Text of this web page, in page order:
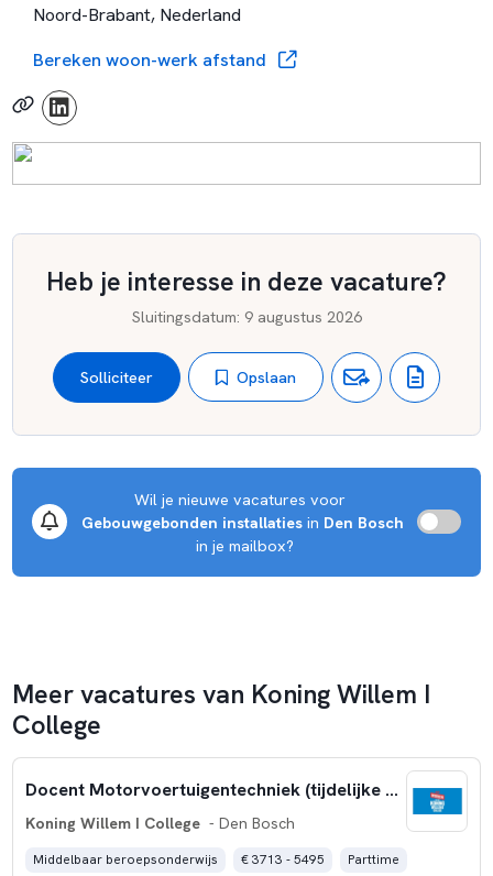
Noord-Brabant, Nederland
Bereken woon-werk afstand
Heb je interesse in deze vacature?
Sluitingsdatum: 9 augustus 2026
Solliciteer Opslaan
Wil je nieuwe vacatures voor
Gebouwgebonden installaties in Den Bosch
in je mailbox?
Meer vacatures van Koning Willem I
College
Docent Motorvoertuigentechniek (tijdelijke aanstelling)
Koning Willem I College - Den Bosch
Middelbaar beroepsonderwijs € 3713 - 5495 Parttime